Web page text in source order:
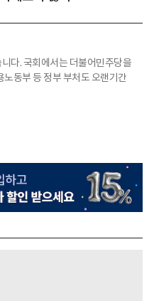
다. 국회에서는 더불어민주당을
동부 등 정부 부처도 오랜기간